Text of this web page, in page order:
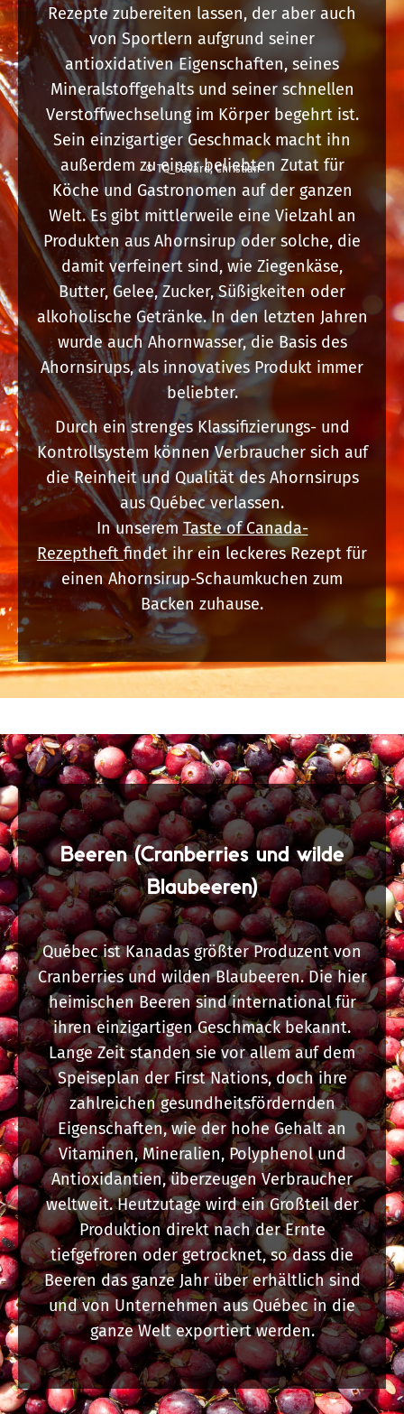
Rezepte zubereiten lassen, der aber auch
von Sportlern aufgrund seiner
antioxidativen Eigenschaften, seines
Mineralstoffgehalts und seiner schnellen
Verstoffwechselung im Körper begehrt ist.
Sein einzigartiger Geschmack macht ihn
außerdem zu einer beliebten Zutat für
Köche und Gastronomen auf der ganzen
Welt. Es gibt mittlerweile eine Vielzahl an
Produkten aus Ahornsirup oder solche, die
damit verfeinert sind, wie Ziegenkäse,
Butter, Gelee, Zucker, Süßigkeiten oder
alkoholische Getränke. In den letzten Jahren
wurde auch Ahornwasser, die Basis des
Ahornsirups, als innovatives Produkt immer
beliebter.
Durch ein strenges Klassifizierungs- und
Kontrollsystem können Verbraucher sich auf
die Reinheit und Qualität des Ahornsirups
aus Québec verlassen.
In unserem Taste of Canada-
Rezeptheftfindet ihr ein leckeres Rezept für
einen Ahornsirup-Schaumkuchen zum
Backen zuhause.
© TQ_Savard, Christian
Beeren (Cranberries und wilde
Blaubeeren)
Québec ist Kanadas größter Produzent von
Cranberries und wilden Blaubeeren. Die hier
heimischen Beeren sind international für
ihren einzigartigen Geschmack bekannt.
Lange Zeit standen sie vor allem auf dem
Speiseplan der First Nations, doch ihre
zahlreichen gesundheitsfördernden
Eigenschaften, wie der hohe Gehalt an
Vitaminen, Mineralien, Polyphenol und
Antioxidantien, überzeugen Verbraucher
weltweit. Heutzutage wird ein Großteil der
Produktion direkt nach der Ernte
tiefgefroren oder getrocknet, so dass die
Beeren das ganze Jahr über erhältlich sind
und von Unternehmen aus Québec in die
ganze Welt exportiert werden.